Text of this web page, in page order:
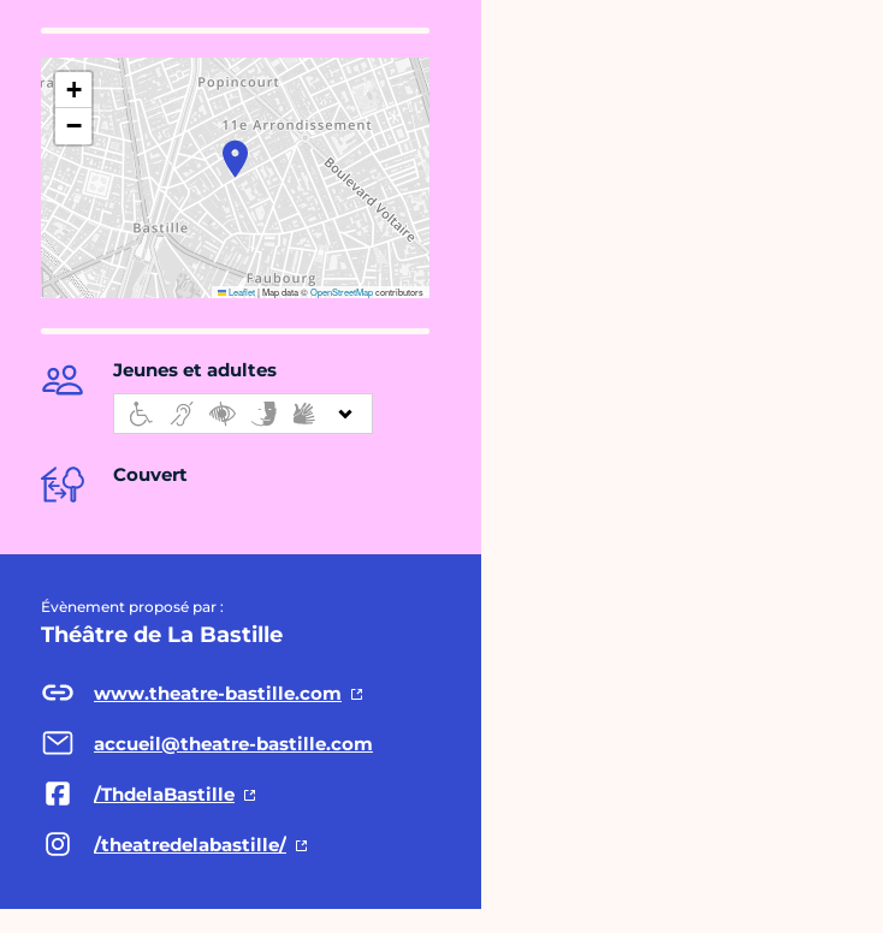
+
−
Leaflet|Map data ©OpenStreetMapcontributors
Jeunes et adultes
Couvert
Évènement proposé par :
Théâtre de La Bastille
www.theatre-bastille.com
accueil@theatre-bastille.com
/ThdelaBastille
/theatredelabastille/